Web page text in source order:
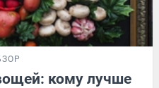
кому лучше